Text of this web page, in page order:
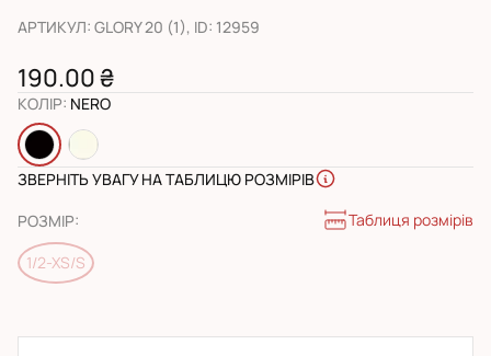
АРТИКУЛ: GLORY 20 (1), ID: 12959
190.00 ₴
КОЛІР: NERO
ЗВЕРНІТЬ УВАГУ НА ТАБЛИЦЮ РОЗМІРІВ
РОЗМІР: Таблиця розмірів
1/2-XS/S